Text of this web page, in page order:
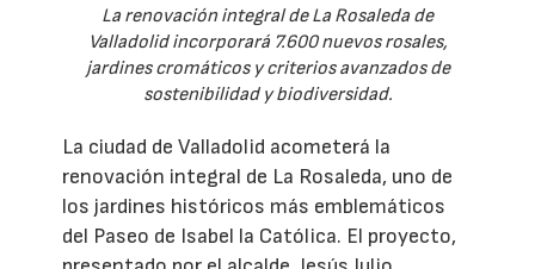
La renovación integral de La Rosaleda de
Valladolid incorporará 7.600 nuevos rosales,
jardines cromáticos y criterios avanzados de
sostenibilidad y biodiversidad.
La ciudad de Valladolid acometerá la
renovación integral de La Rosaleda, uno de
los jardines históricos más emblemáticos
del Paseo de Isabel la Católica. El proyecto,